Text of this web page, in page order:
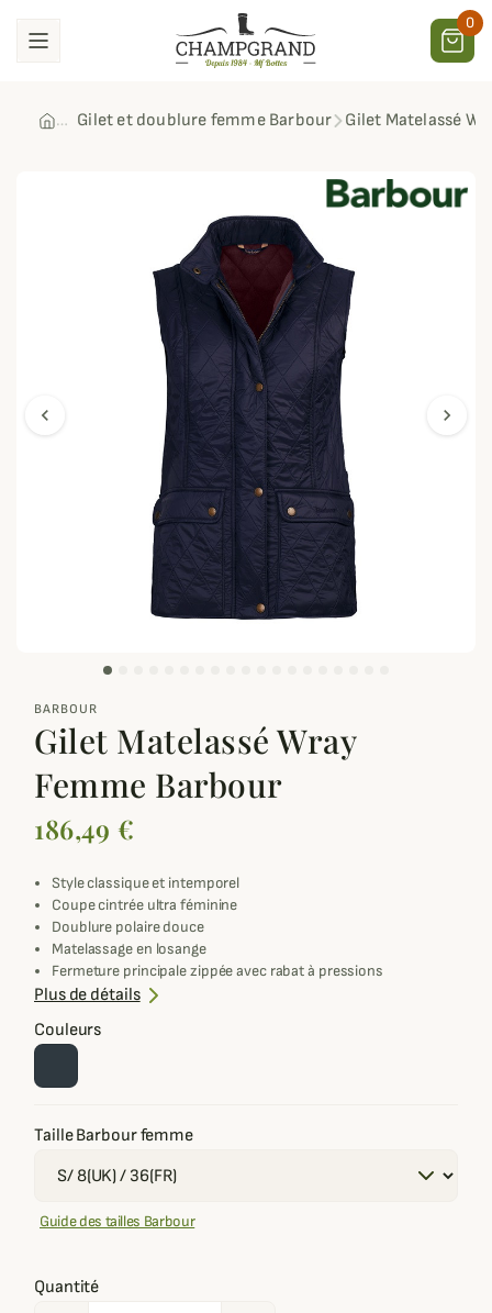
0
Gilet et doublure femme Barbour Gilet Matelassé
chevron_left chevron_right
BARBOUR
Gilet Matelassé Wray
Femme Barbour
186,49 €
Style classique et intemporel
Coupe cintrée ultra féminine
Doublure polaire douce
Matelassage en losange
Fermeture principale zippée avec rabat à pressions
Ajustement possible à la taille
Plus de détails
Couleurs
Taille Barbour femme
Guide des tailles Barbour
Quantité